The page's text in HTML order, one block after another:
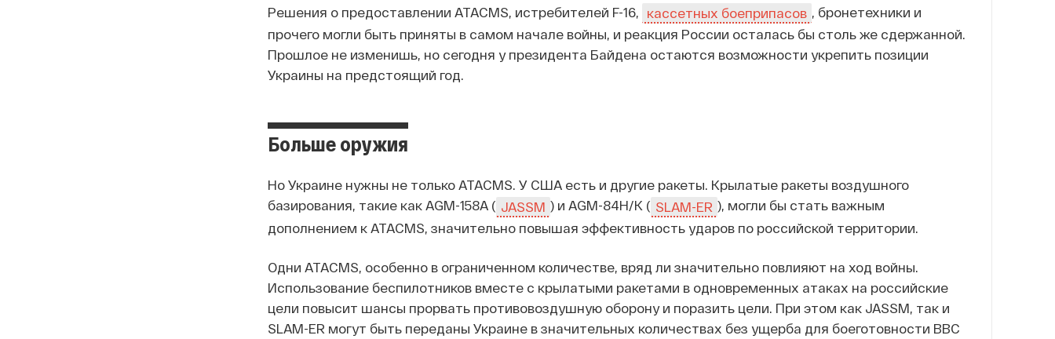
Решения о предоставлении ATACMS, истребителей F-16,
кассетных боеприпасов
, бронетехники и
прочего могли быть приняты в самом начале войны, и реакция России осталась бы столь же сдержанной.
Прошлое не изменишь, но сегодня у президента Байдена остаются возможности укрепить позиции
Украины на предстоящий год.
Больше оружия
Но Украине нужны не только ATACMS. У США есть и другие ракеты. Крылатые ракеты воздушного
базирования, такие как AGM-158A ( JASSM ) и AGM-84H/K ( SLAM-ER ), могли бы стать важным
дополнением к ATACMS, значительно повышая эффективность ударов по российской территории.
Одни ATACMS, особенно в ограниченном количестве, вряд ли значительно повлияют на ход войны.
Использование беспилотников вместе с крылатыми ракетами в одновременных атаках на российские
цели повысит шансы прорвать противовоздушную оборону и поразить цели. При этом как JASSM, так и
SLAM-ER могут быть переданы Украине в значительных количествах без ущерба для боеготовности ВВС